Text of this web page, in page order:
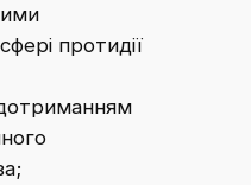
протидії